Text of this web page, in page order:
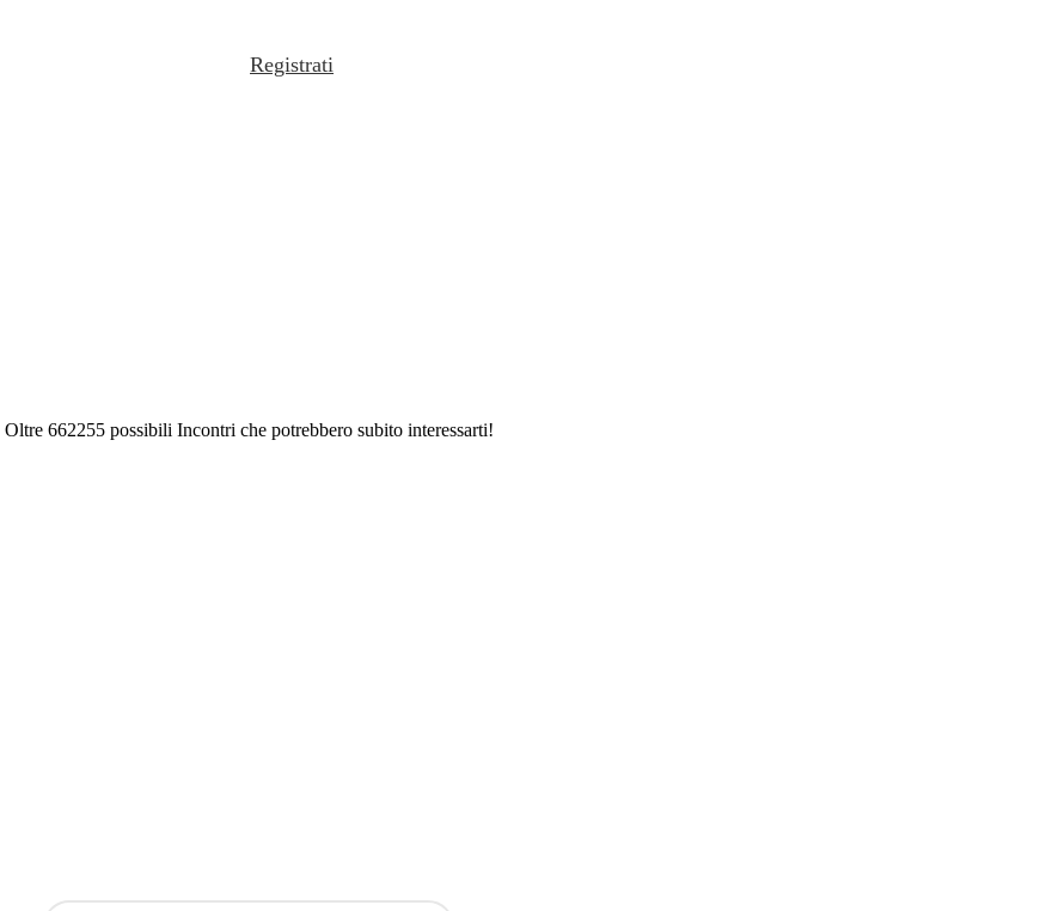
Registrati
Oltre 662255 possibili Incontri che potrebbero subito interessarti!